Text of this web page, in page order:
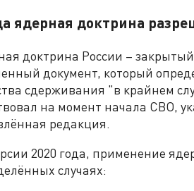
ядерная доктрина
доктрина России –
документ, который
сдерживания "в крайнем
на момент начала СВО,
редакция.
2020 года, применение
случаях: